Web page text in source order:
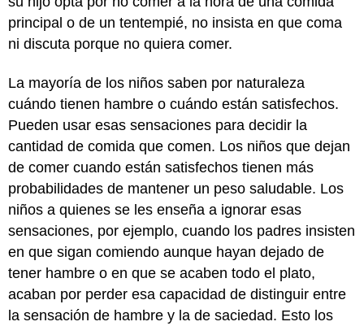
principal o de un tentempié, no insista en que coma
ni discuta porque no quiera comer.
La mayoría de los niños saben por naturaleza
cuándo tienen hambre o cuándo están satisfechos.
Pueden usar esas sensaciones para decidir la
cantidad de comida que comen. Los niños que dejan
de comer cuando están satisfechos tienen más
probabilidades de mantener un peso saludable. Los
niños a quienes se les enseña a ignorar esas
sensaciones, por ejemplo, cuando los padres insisten
en que sigan comiendo aunque hayan dejado de
tener hambre o en que se acaben todo el plato,
acaban por perder esa capacidad de distinguir entre
la sensación de hambre y la de saciedad. Esto los